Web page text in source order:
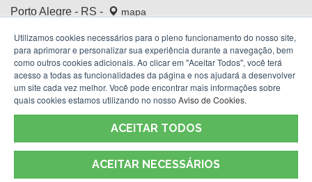
Porto Alegre - RS -
mapa
Fone:(51) 3210.4100
Termos de Uso
Utilizamos cookies necessários para o pleno funcionamento do nosso site,
para aprimorar e personalizar sua experiência durante a navegação, bem
como outros cookies adicionais. Ao clicar em "Aceitar Todos", você terá
acesso a todas as funcionalidades da página e nos ajudará a desenvolver
um site cada vez melhor. Você pode encontrar mais informações sobre
quais cookies estamos utilizando no nosso Aviso de Cookies.
ACEITAR TODOS
ACEITAR NECESSÁRIOS